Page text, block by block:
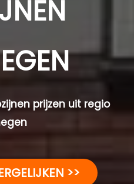
prijzen uit regio
>>